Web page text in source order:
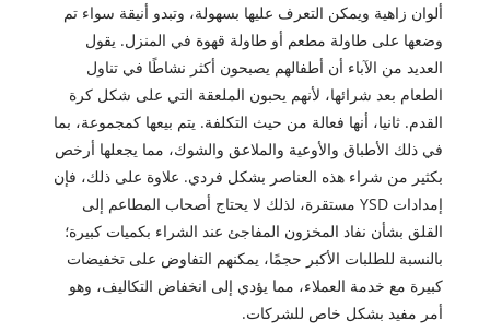
ألوان زاهية ويمكن التعرف عليها بسهولة، وتبدو أنيقة سواء تم
وضعها على طاولة مطعم أو طاولة قهوة في المنزل. يقول
العديد من الآباء أن أطفالهم يصبحون أكثر نشاطًا في تناول
الطعام بعد شرائها، لأنهم يحبون الملعقة التي على شكل كرة
القدم. ثانيا، أنها فعالة من حيث التكلفة. يتم بيعها كمجموعة، بما
في ذلك الأطباق والأوعية والملاعق والشوك، مما يجعلها أرخص
بكثير من شراء هذه العناصر بشكل فردي. علاوة على ذلك، فإن
إمدادات YSD مستقرة، لذلك لا يحتاج أصحاب المطاعم إلى
القلق بشأن نفاد المخزون المفاجئ عند الشراء بكميات كبيرة؛
بالنسبة للطلبات الأكبر حجمًا، يمكنهم التفاوض على تخفيضات
كبيرة مع خدمة العملاء، مما يؤدي إلى انخفاض التكاليف، وهو
أمر مفيد بشكل خاص للشركات.